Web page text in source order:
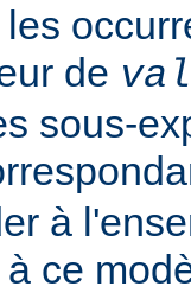
de
sous-
à
ce